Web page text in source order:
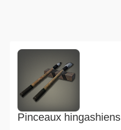
Pinceaux hingashiens